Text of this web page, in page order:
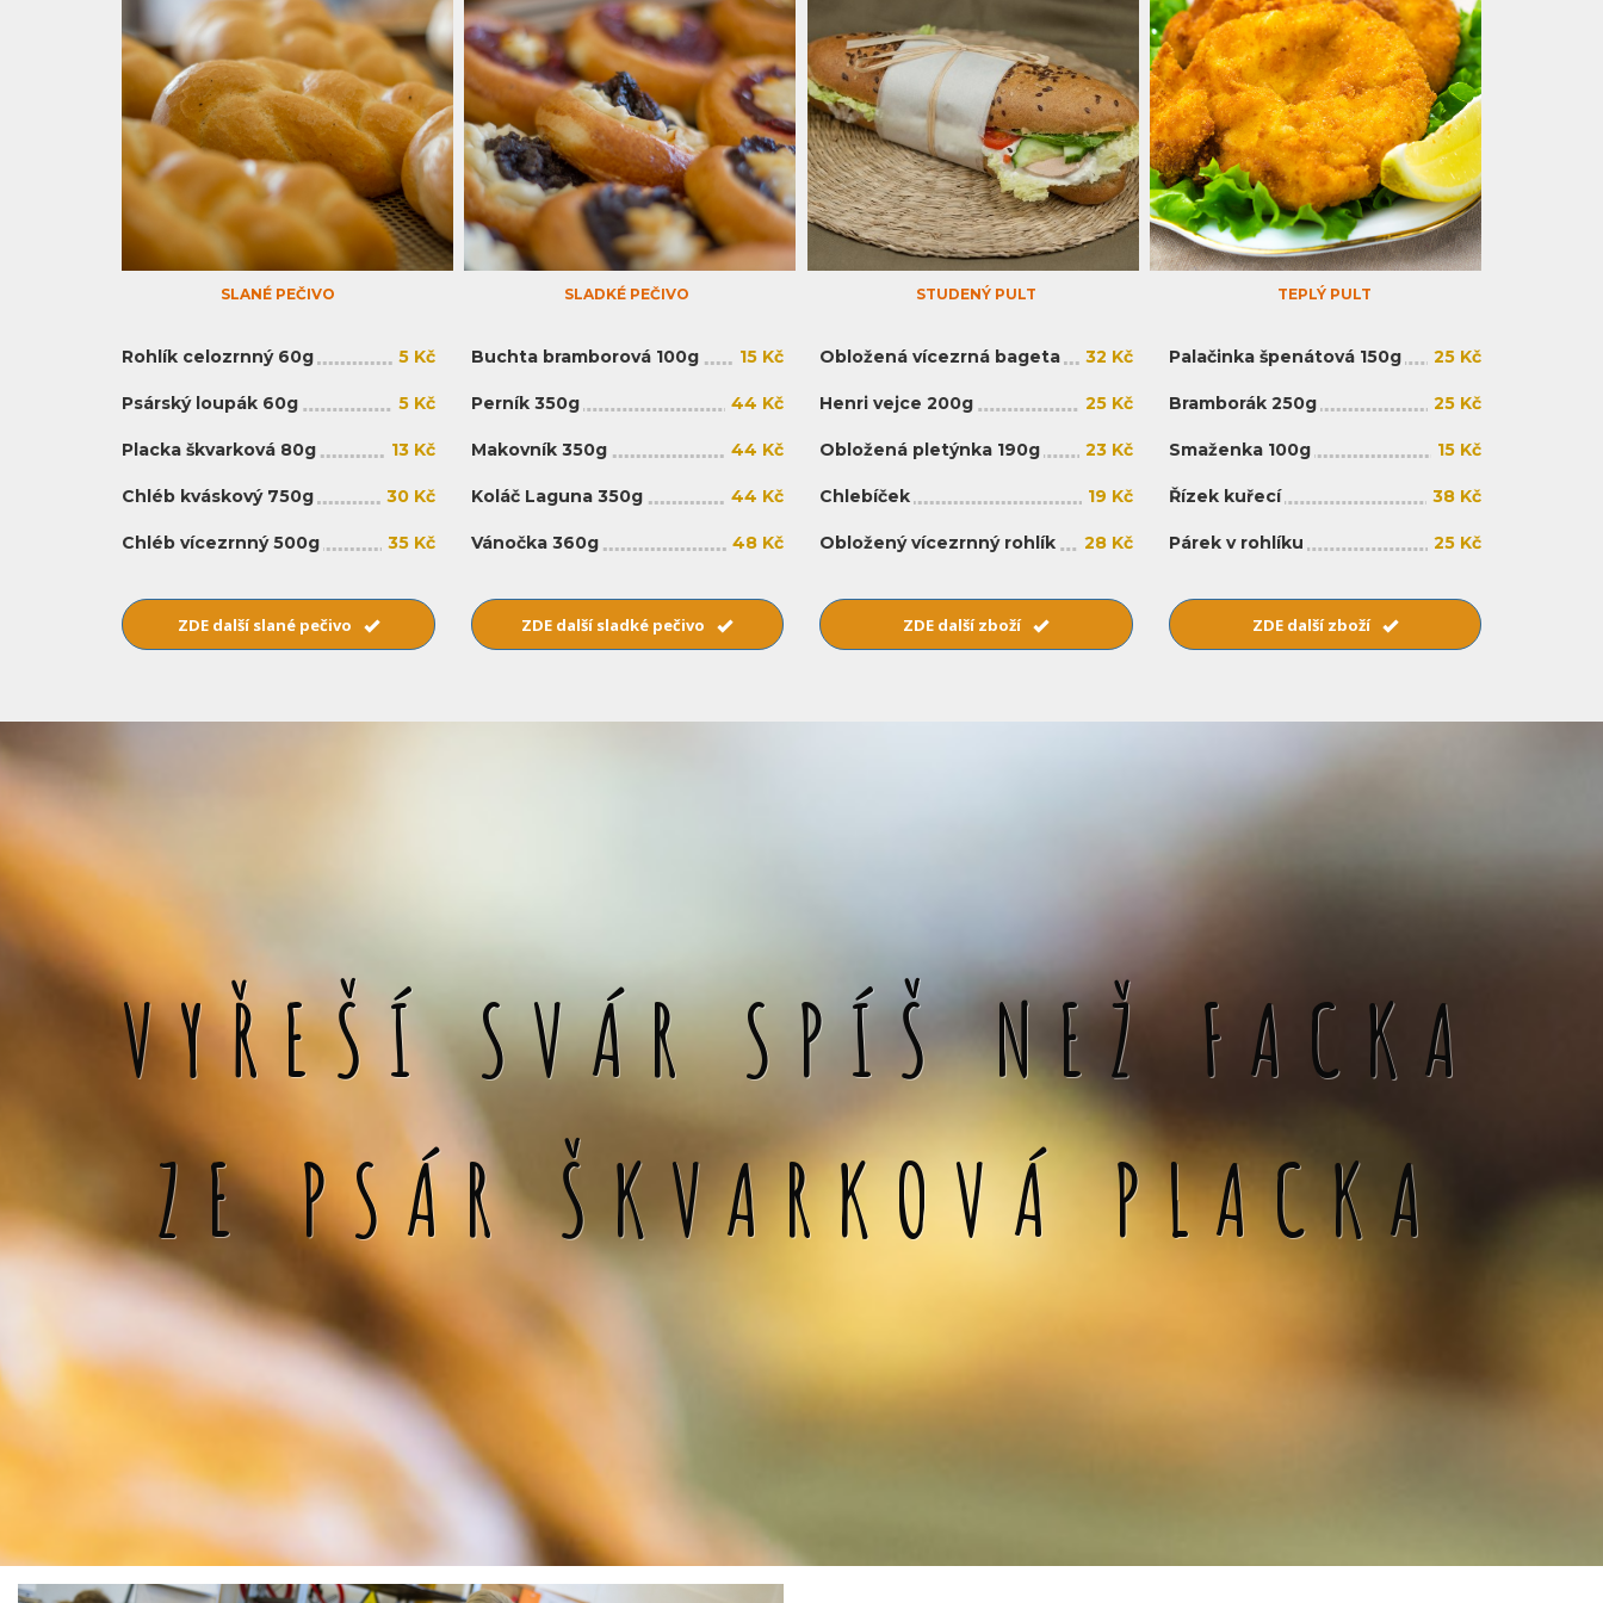
SLANÉ PEČIVO
Rohlík celozrnný 60g 5 Kč
Psárský loupák 60g 5 Kč
Placka škvarková 80g 13 Kč
Chléb kváskový 750g 30 Kč
Chléb vícezrnný 500g 35 Kč
ZDE další slané pečivo
SLADKÉ PEČIVO
Buchta bramborová 100g 15 Kč
Perník 350g 44 Kč
Makovník 350g 44 Kč
Koláč Laguna 350g 44 Kč
Vánočka 360g 48 Kč
ZDE další sladké pečivo
STUDENÝ PULT
Obložená vícezrná bageta 32 Kč
Henri vejce 200g 25 Kč
Obložená pletýnka 190g 23 Kč
Chlebíček 19 Kč
Obložený vícezrnný rohlík 28 Kč
ZDE další zboží
TEPLÝ PULT
Palačinka špenátová 150g 25 Kč
Bramborák 250g 25 Kč
Smaženka 100g 15 Kč
Řízek kuřecí 38 Kč
Párek v rohlíku 25 Kč
ZDE další zboží
VYŘEŠÍ SVÁR SPÍŠ NEŽ FACKA
ZE PSÁR ŠKVARKOVÁ PLACKA